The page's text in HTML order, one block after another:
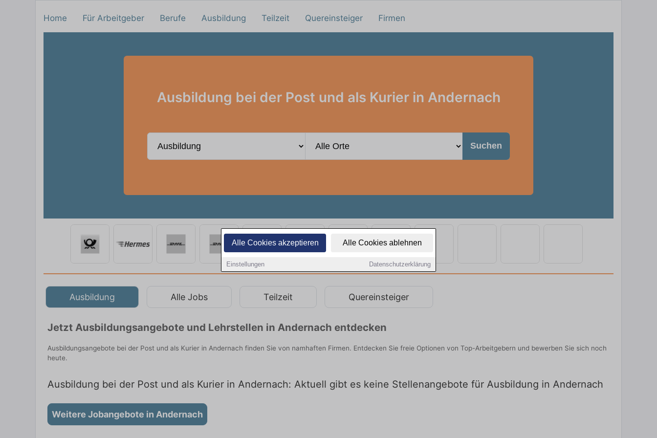
Alle Cookies akzeptieren Alle Cookies ablehnen
Einstellungen Datenschutzerklärung
Home Für Arbeitgeber Berufe Ausbildung Teilzeit Quereinsteiger Firmen
Ausbildung bei der Post und als Kurier in Andernach
Suchen
Ausbildung Alle Jobs Teilzeit Quereinsteiger
Jetzt Ausbildungsangebote und Lehrstellen in Andernach entdecken
Ausbildungsangebote bei der Post und als Kurier in Andernach finden Sie von namhaften Firmen. Entdecken Sie freie Optionen von Top-Arbeitgebern und bewerben Sie sich noch
heute.
Ausbildung bei der Post und als Kurier in Andernach: Aktuell gibt es keine Stellenangebote für Ausbildung in Andernach
Weitere Jobangebote in Andernach